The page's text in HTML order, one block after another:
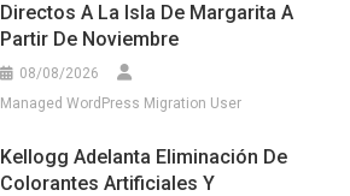
Directos A La Isla De Margarita A
Partir De Noviembre
08/08/2026
Managed WordPress Migration User
Kellogg Adelanta Eliminación De
Colorantes Artificiales Y